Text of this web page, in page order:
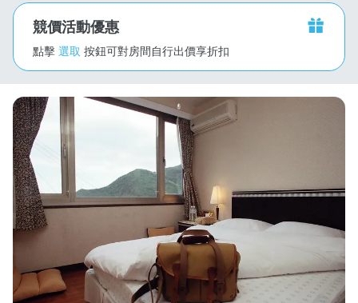
競價活動優惠
點擊 選取 按鈕可對房間自行出價享折扣